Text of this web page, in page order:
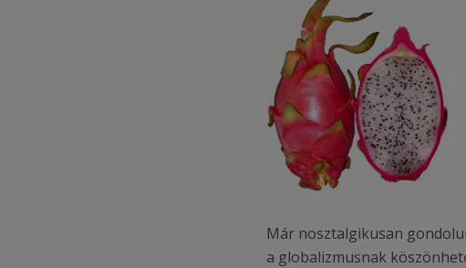
Már nosztalgikusan
a globalizmusnak